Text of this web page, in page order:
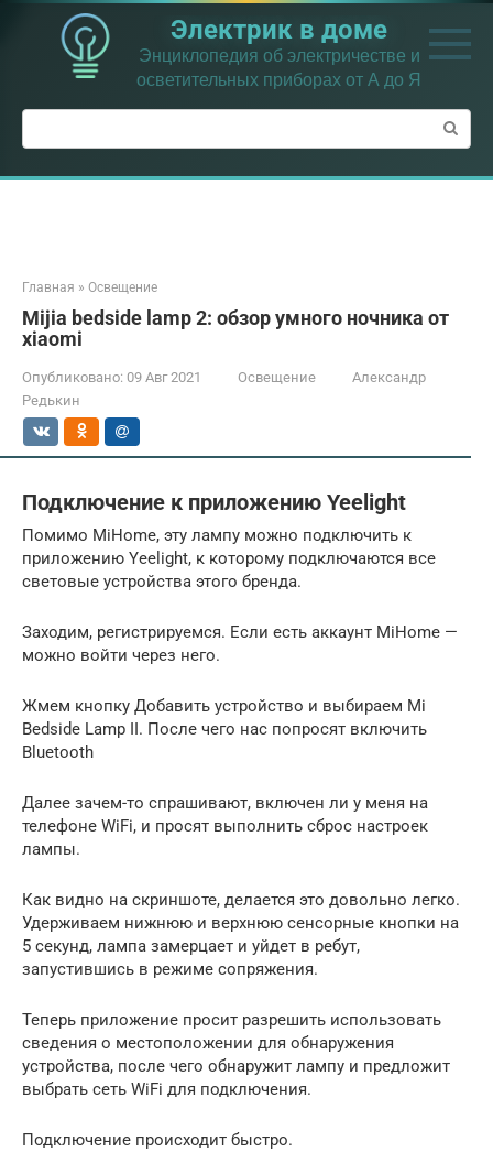
Перейти
контенту
Электрик в доме
Энциклопедия об электричестве и
осветительных приборах от А до Я
Поиск:
Главная » Освещение
Mijia bedside lamp 2: обзор умного ночника от
xiaomi
Опубликовано: 09 Авг 2021 Освещение
Александр
Редькин
Подключение к приложению Yeelight
Помимо MiHome, эту лампу можно подключить к
приложению Yeelight, к которому подключаются все
световые устройства этого бренда.
Заходим, регистрируемся. Если есть аккаунт MiHome —
можно войти через него.
Жмем кнопку Добавить устройство и выбираем Mi
Bedside Lamp II. После чего нас попросят включить
Bluetooth
Далее зачем-то спрашивают, включен ли у меня на
телефоне WiFi, и просят выполнить сброс настроек
лампы.
Как видно на скриншоте, делается это довольно легко.
Удерживаем нижнюю и верхнюю сенсорные кнопки на
5 секунд, лампа замерцает и уйдет в ребут,
запустившись в режиме сопряжения.
Теперь приложение просит разрешить использовать
сведения о местоположении для обнаружения
устройства, после чего обнаружит лампу и предложит
выбрать сеть WiFi для подключения.
Подключение происходит быстро.